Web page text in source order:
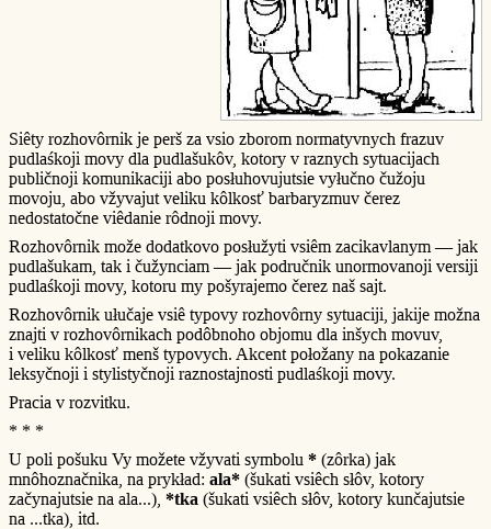
Siêty rozhovôrnik je perš za vsio zborom normatyvnych frazuv
pudlaśkoji movy dla pudlašukôv, kotory v raznych sytuacijach
publičnoji komunikaciji abo posłuhovujutsie vyłučno čužoju
movoju, abo vžyvajut veliku kôlkosť barbaryzmuv čerez
nedostatočne viêdanie rôdnoji movy.
Rozhovôrnik može dodatkovo posłužyti vsiêm zacikavlanym — jak
pudlašukam, tak i čužynciam — jak područnik unormovanoji versiji
pudlaśkoji movy, kotoru my pošyrajemo čerez naš sajt.
Rozhovôrnik ułučaje vsiê typovy rozhovôrny sytuaciji, jakije možna
znajti v rozhovôrnikach podôbnoho objomu dla inšych movuv,
i veliku kôlkosť menš typovych. Akcent połožany na pokazanie
leksyčnoji i stylistyčnoji raznostajnosti pudlaśkoji movy.
Pracia v rozvitku.
* * *
U poli pošuku Vy možete vžyvati symbolu * (zôrka) jak
mnôhoznačnika, na prykład: ala* (šukati vsiêch słôv, kotory
začynajutsie na ala...), *tka (šukati vsiêch słôv, kotory kunčajutsie
na ...tka), itd.